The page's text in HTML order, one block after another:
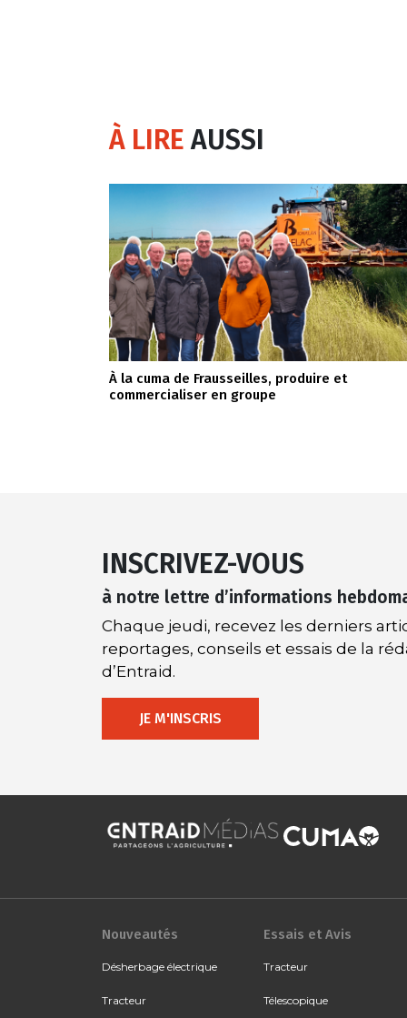
À LIREAUSSI
À la cuma de Frausseilles, produire et
commercialiser en groupe
INSCRIVEZ-VOUS
à notre lettre d’informations
Chaque jeudi, recevez les derniers
reportages, conseils et essais de la
d’Entraid.
JE M'INSCRIS
Nouveautés
Désherbage électrique
Tracteur
Essais et Avis
Tracteur
Télescopique